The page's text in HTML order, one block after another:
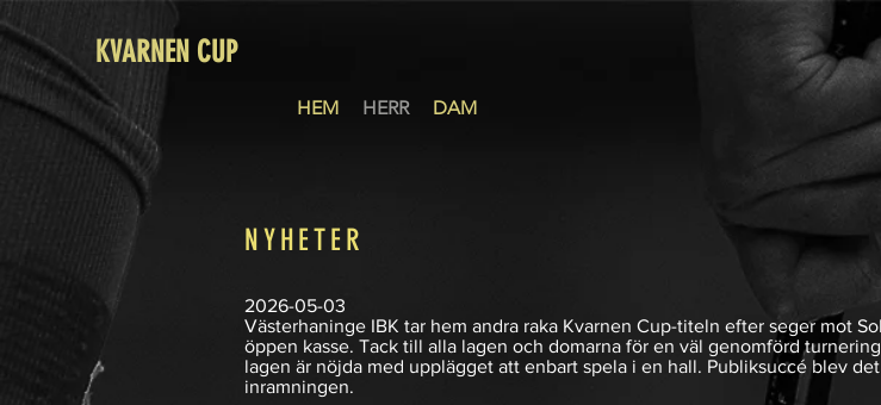
KVARNEN CUP
HEM HERR DAM
NYHETER
2026-05-03
Västerhaninge IBK tar hem andra raka Kvarnen Cup-titeln efter seger mot
öppen kasse. Tack till alla lagen och domarna för en väl genomförd
lagen är nöjda med upplägget att enbart spela i en hall. Publiksuccé blev
inramningen.